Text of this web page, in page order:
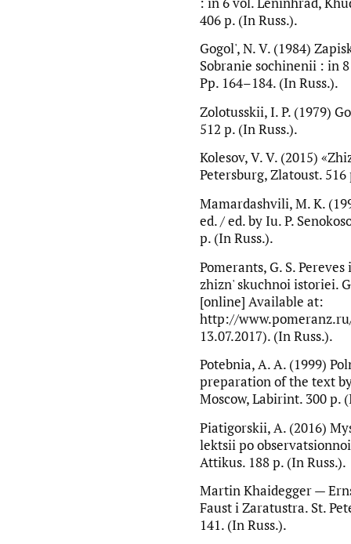
406 p. (In Russ.).
Gogol', N. V. (1984)
Sobranie sochinenii : in
Pp. 164–184. (In Russ.).
Zolotusskii, I. P. (1979)
512 p. (In Russ.).
Kolesov, V. V. (2015)
Petersburg, Zlatoust. 516
Mamardashvili, M. K.
ed. / ed. by Iu. P.
p. (In Russ.).
Pomerants, G. S.
zhizn' skuchnoi istoriei.
[online] Available at:
http://
13.07.2017). (In Russ.).
Potebnia, A. A. (1999)
preparation of the text by
Moscow, Labirint. 300 p.
Piatigorskii, A. (2016)
lektsii po
Attikus. 188 p. (In Russ.).
Martin Khaidegger —
Faust i Zaratustra. St.
141. (In Russ.).